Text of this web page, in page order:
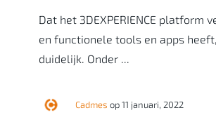
Dat het 3DEXPERIENCE platform
en functionele tools en apps
duidelijk. Onder ...
Cadmes op 11 januari, 2022